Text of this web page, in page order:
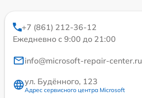
+7 (861) 212-36-12
Ежедневно с 9:00 до 21:00
info@microsoft-repair-center.ru
ул. Будённого, 123
Адрес сервисного центра Microsoft